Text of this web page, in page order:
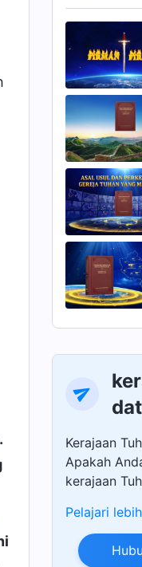
Kerajaan
Apakah
kerajaan
Pelajari